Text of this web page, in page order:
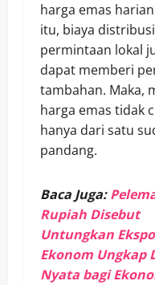
harga emas
itu, biaya
permintaan lokal
dapat memberi
tambahan. Maka,
harga emas tidak
hanya dari satu
pandang.
Baca Juga:
Rupiah Disebut
Untungkan
Ekonom Ungkap
Nyata bagi